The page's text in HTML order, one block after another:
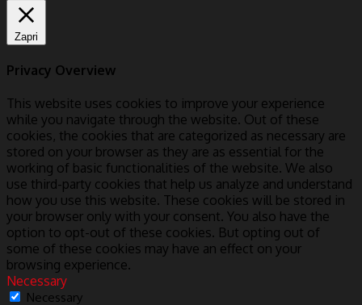
Zapri
Privacy Overview
This website uses cookies to improve your experience
while you navigate through the website. Out of these
cookies, the cookies that are categorized as necessary are
stored on your browser as they are as essential for the
working of basic functionalities of the website. We also
use third-party cookies that help us analyze and understand
how you use this website. These cookies will be stored in
your browser only with your consent. You also have the
option to opt-out of these cookies. But opting out of
some of these cookies may have an effect on your
browsing experience.
Necessary
Necessary